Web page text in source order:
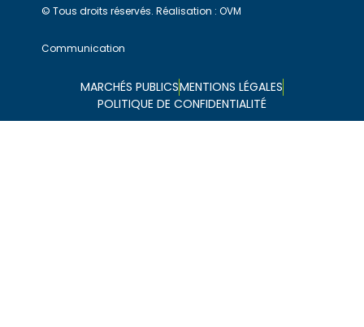
© Tous droits réservés. Réalisation : OVM
Communication
MARCHÉS PUBLICSMENTIONS LÉGALES
POLITIQUE DE CONFIDENTIALITÉ